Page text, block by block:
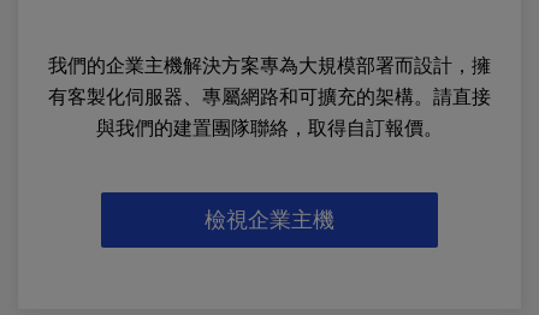
我們的企業主機解決方案專為大規模部署而設計，擁
有客製化伺服器、專屬網路和可擴充的架構。請直接
與我們的建置團隊聯絡，取得自訂報價。
檢視企業主機